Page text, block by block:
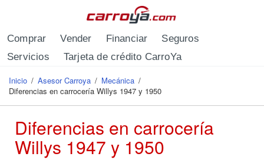
Comprar Vender Financiar
Seguros
Servicios
Tarjeta de crédito CarroYa
Se encuentra usted aquí
Inicio / Asesor Carroya / Mecánica /
Diferencias en carrocería Willys 1947 y 1950
Diferencias en carrocería
Willys 1947 y 1950